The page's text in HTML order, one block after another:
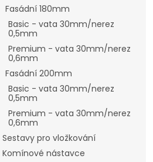
Fasádní 180mm
Basic - vata 30mm/nerez
0,5mm
Premium - vata 30mm/nerez
0,6mm
Fasádní 200mm
Basic - vata 30mm/nerez
0,5mm
Premium - vata 30mm/nerez
0,6mm
Sestavy pro vložkování
Komínové nástavce